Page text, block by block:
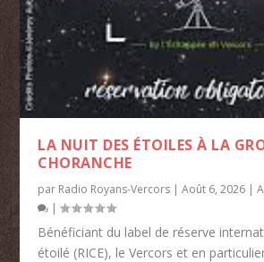
LA NUIT DES ÉTOILES À LA
CHORANCHE
par Radio Royans-Vercors |Août 6, 2026 |
|
Bénéficiant du label de réserve
étoilé (RICE), le Vercors et en